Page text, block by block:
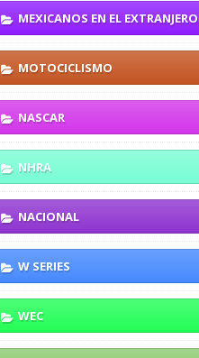
MEXICANOS EN EL EXTRANJERO
MOTOCICLISMO
NASCAR
NHRA
NACIONAL
W SERIES
WEC